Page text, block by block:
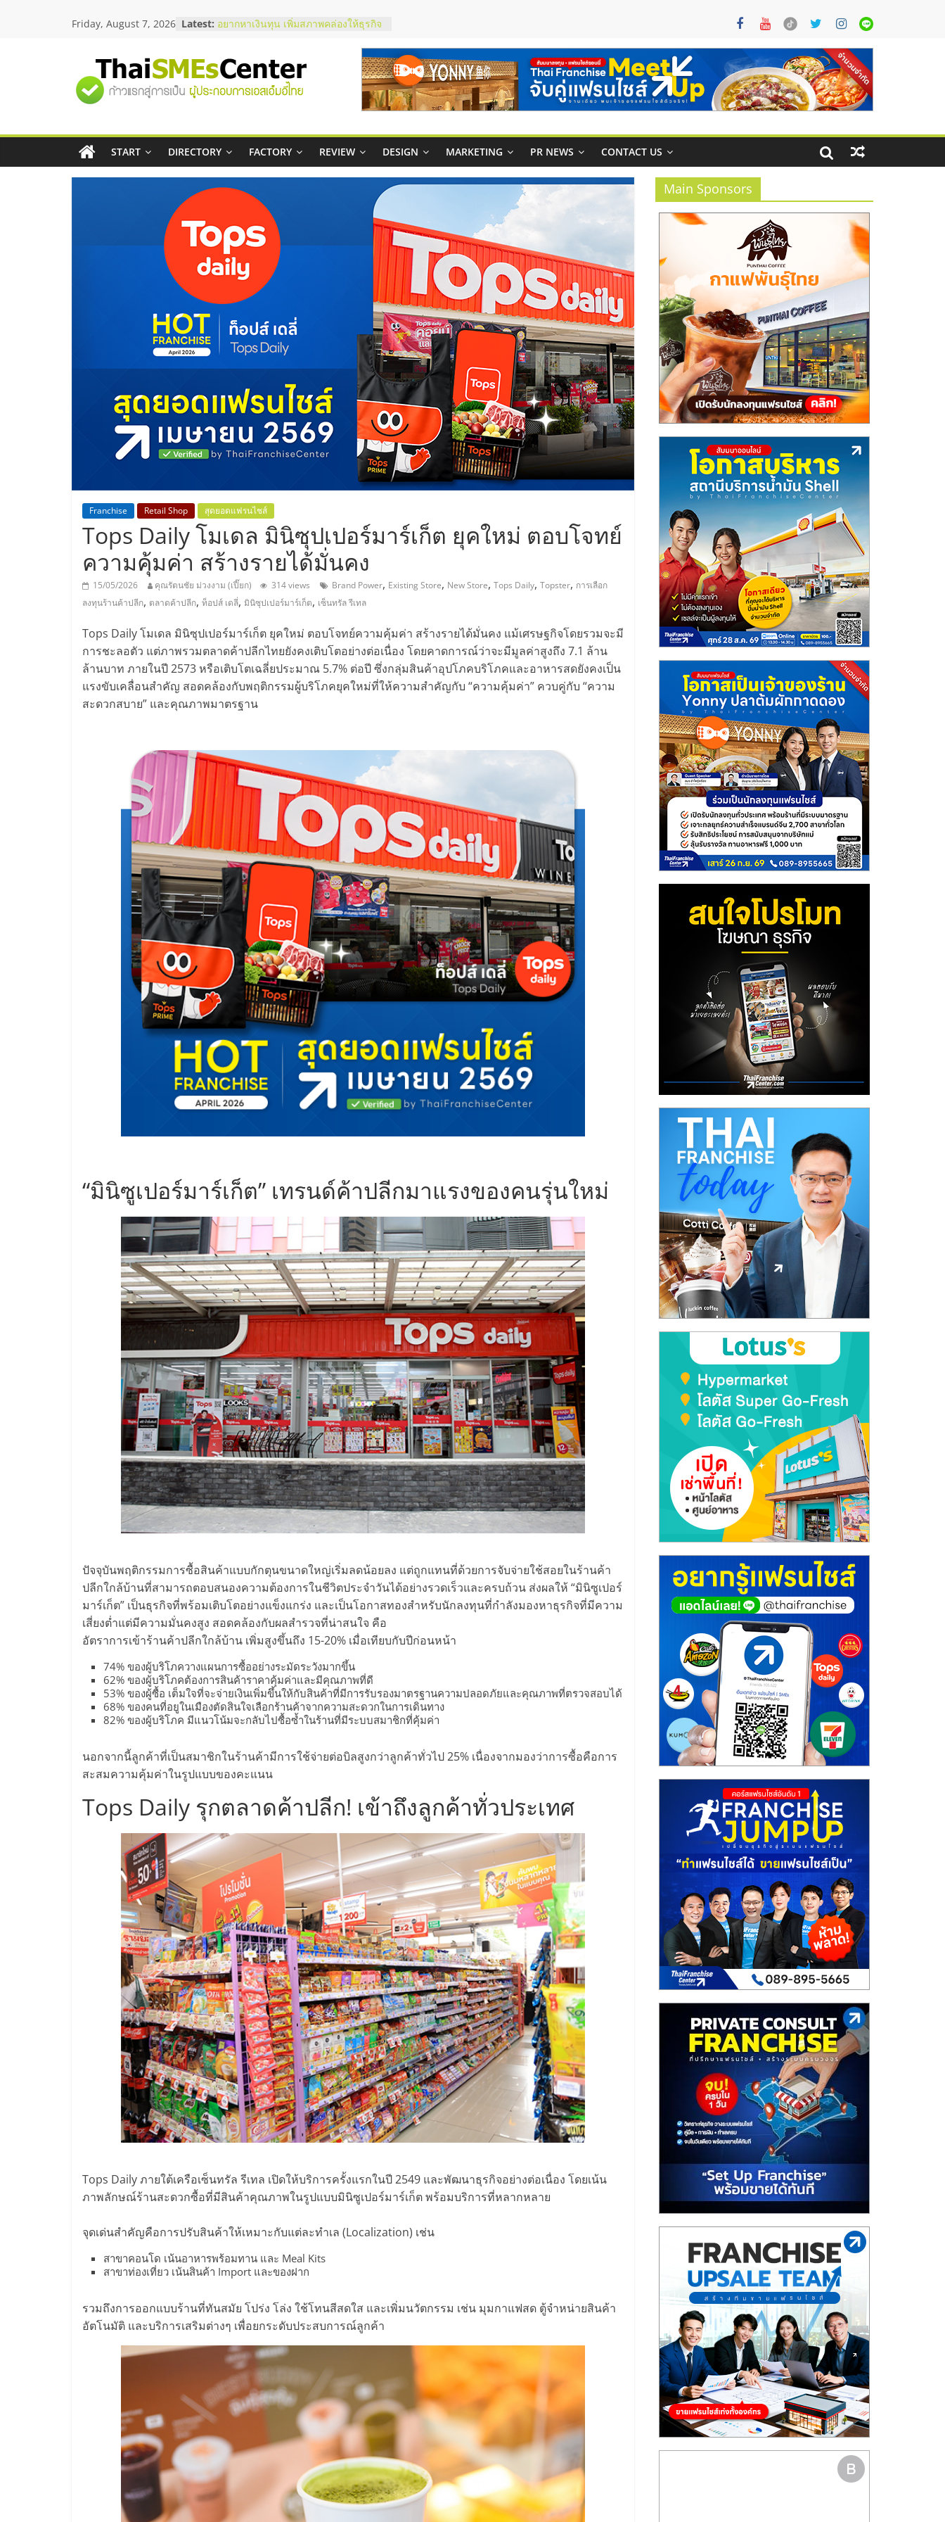
Friday, August 7, 2026 Latest: บริษัท Cybersecurity ในไทยที่ไหนดี?
อยากหาเงินทุน เพิ่มสภาพคล่องให้ธุรกิจ
เริ่มยังไงให้ผ่านฉลุย
สัมมนาออนไลน์ โอกาสบริหารสถานี
ThaiFranchise Meet Up จับคู่แฟรน
ไชส์ ครั้งที่ 8
ร้านเครื่องเสียงคุณภาพสูง พร้อม
โซลูชันระบบภาพและเสียง
"ศูนย์
รวม
ข้อมูล
SME
ประเทศไทย,
ThaiSMEsCenter,
รวม
ธุรกิจ
เอ
ส
เอ็
มอี
ไทย,
SMEs,
แฟ
ไชส์,
ปรึกษา
ไชส์,
ไชส์
ขาย
แฟ
ไชส์
ไชส์
ขาย
หน้า
บ้าน
ลงทุน
น้อย
คืน
ทุน
ไว,
ที่
ปรึกษา
การ
ลงทุน
และ
ขยาย
ไชส์,
ศูนย์
รวม
แฟ
รน
ไชส์
ทำเล
สำหรับ
เปิด
START DIRECTORY FACTORY REVIEW DESIGN MARKETING PR NEWS CONTACT US
Franchise Retail Shop สุดยอดแฟรนไชส์
Tops Daily โมเดล มินิซุปเปอร์มาร์เก็ต ยุคใหม่ ตอบโจทย์
ความคุ้มค่า สร้างรายได้มั่นคง
15/05/2026 คุณรัตนชัย ม่วงงาม (เปี๊ยก) 314 views Brand Power, Existing Store, New Store, Tops Daily, Topster, การเลือก
ลงทุนร้านค้าปลีก, ตลาดค้าปลีก, ท็อปส์ เดลี่, มินิซุปเปอร์มาร์เก็ต, เซ็นทรัล รีเทล
Tops Daily โมเดล มินิซุปเปอร์มาร์เก็ต ยุคใหม่ ตอบโจทย์ความคุ้มค่า สร้างรายได้มั่นคง แม้เศรษฐกิจโดยรวมจะมี
การชะลอตัว แต่ภาพรวมตลาดค้าปลีกไทยยังคงเติบโตอย่างต่อเนื่อง โดยคาดการณ์ว่าจะมีมูลค่าสูงถึง 7.1 ล้าน
ล้านบาท ภายในปี 2573 หรือเติบโตเฉลี่ยประมาณ 5.7% ต่อปี ซึ่งกลุ่มสินค้าอุปโภคบริโภคและอาหารสดยังคงเป็น
แรงขับเคลื่อนสำคัญ สอดคล้องกับพฤติกรรมผู้บริโภคยุคใหม่ที่ให้ความสำคัญกับ “ความคุ้มค่า” ควบคู่กับ “ความ
สะดวกสบาย” และคุณภาพมาตรฐาน
“มินิซูเปอร์มาร์เก็ต” เทรนด์ค้าปลีกมาแรงของคนรุ่นใหม่
ปัจจุบันพฤติกรรมการซื้อสินค้าแบบกักตุนขนาดใหญ่เริ่มลดน้อยลง แต่ถูกแทนที่ด้วยการจับจ่ายใช้สอยในร้านค้า
ปลีกใกล้บ้านที่สามารถตอบสนองความต้องการในชีวิตประจำวันได้อย่างรวดเร็วและครบถ้วน ส่งผลให้ “มินิซูเปอร์
มาร์เก็ต” เป็นธุรกิจที่พร้อมเติบโตอย่างแข็งแกร่ง และเป็นโอกาสทองสำหรับนักลงทุนที่กำลังมองหาธุรกิจที่มีความ
เสี่ยงต่ำแต่มีความมั่นคงสูง สอดคล้องกับผลสำรวจที่น่าสนใจ คือ
อัตราการเข้าร้านค้าปลีกใกล้บ้าน เพิ่มสูงขึ้นถึง 15-20% เมื่อเทียบกับปีก่อนหน้า
74% ของผู้บริโภควางแผนการซื้ออย่างระมัดระวังมากขึ้น
62% ของผู้บริโภคต้องการสินค้าราคาคุ้มค่าและมีคุณภาพที่ดี
53% ของผู้ซื้อ เต็มใจที่จะจ่ายเงินเพิ่มขึ้นให้กับสินค้าที่มีการรับรองมาตรฐานความปลอดภัยและคุณภาพที่ตรวจสอบได้
68% ของคนที่อยูในเมืองตัดสินใจเลือกร้านค้าจากความสะดวกในการเดินทาง
82% ของผู้บริโภค มีแนวโน้มจะกลับไปซื้อซ้ำในร้านที่มีระบบสมาชิกที่คุ้มค่า
นอกจากนี้ลูกค้าที่เป็นสมาชิกในร้านค้ามีการใช้จ่ายต่อบิลสูงกว่าลูกค้าทั่วไป 25% เนื่องจากมองว่าการซื้อคือการ
สะสมความคุ้มค่าในรูปแบบของคะแนน
Tops Daily รุกตลาดค้าปลีก! เข้าถึงลูกค้าทั่วประเทศ
Tops Daily ภายใต้เครือเซ็นทรัล รีเทล เปิดให้บริการครั้งแรกในปี 2549 และพัฒนาธุรกิจอย่างต่อเนื่อง โดยเน้น
ภาพลักษณ์ร้านสะดวกซื้อที่มีสินค้าคุณภาพในรูปแบบมินิซูเปอร์มาร์เก็ต พร้อมบริการที่หลากหลาย
จุดเด่นสำคัญคือการปรับสินค้าให้เหมาะกับแต่ละทำเล (Localization) เช่น
สาขาคอนโด เน้นอาหารพร้อมทาน และ Meal Kits
สาขาท่องเที่ยว เน้นสินค้า Import และของฝาก
รวมถึงการออกแบบร้านที่ทันสมัย โปร่ง โล่ง ใช้โทนสีสดใส และเพิ่มนวัตกรรม เช่น มุมกาแฟสด ตู้จำหน่ายสินค้า
อัตโนมัติ และบริการเสริมต่างๆ เพื่อยกระดับประสบการณ์ลูกค้า
Main Sponsors